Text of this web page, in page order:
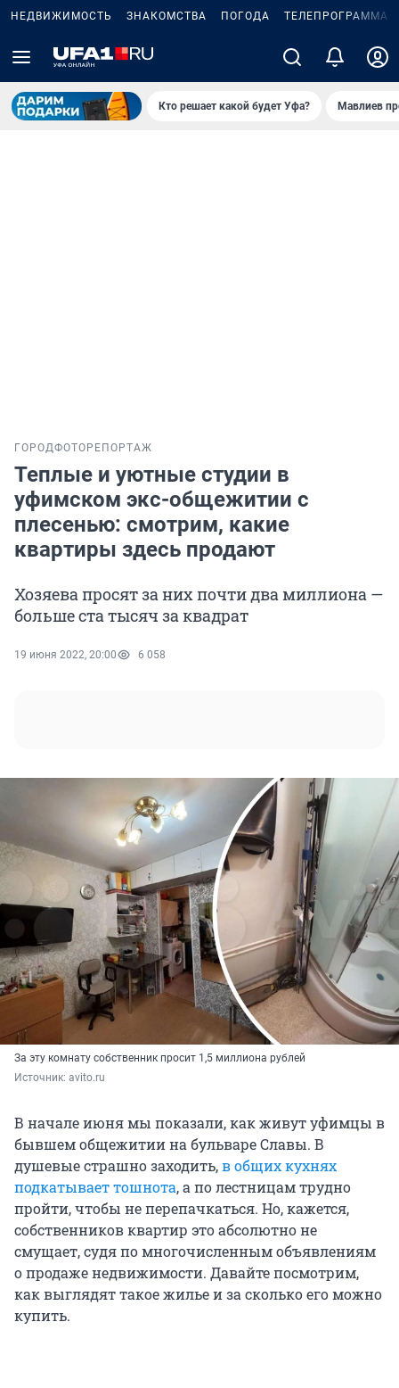
НЕДВИЖИМОСТЬ ЗНАКОМСТВА ПОГОДА ТЕЛЕПРОГРАММА
Кто решает какой будет Уфа? Мавлиев
ГОРОДФОТОРЕПОРТАЖ
Теплые и уютные студии в
уфимском экс-общежитии с
плесенью: смотрим, какие
квартиры здесь продают
Хозяева просят за них почти два миллиона —
больше ста тысяч за квадрат
19 июня 2022, 20:00 6 058
За эту комнату собственник просит 1,5 миллиона рублей
Источник: avito.ru
В начале июня мы показали, как живут уфимцы в
бывшем общежитии на бульваре Славы. В
душевые страшно заходить,в общих кухнях
подкатывает тошнота, а по лестницам трудно
пройти, чтобы не перепачкаться. Но, кажется,
собственников квартир это абсолютно не
смущает, судя по многочисленным объявлениям
о продаже недвижимости. Давайте посмотрим,
как выглядят такое жилье и за сколько его можно
купить.